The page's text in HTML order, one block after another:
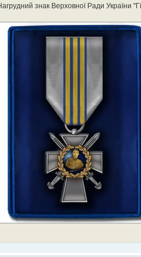
знак Верховної Ради України